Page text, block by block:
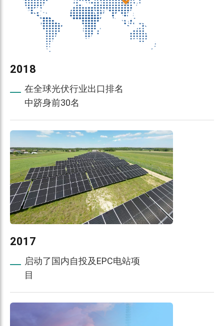
2018
在全球光伏行业出口排名
中跻身前30名
2017
启动了国内自投及EPC电站项
目